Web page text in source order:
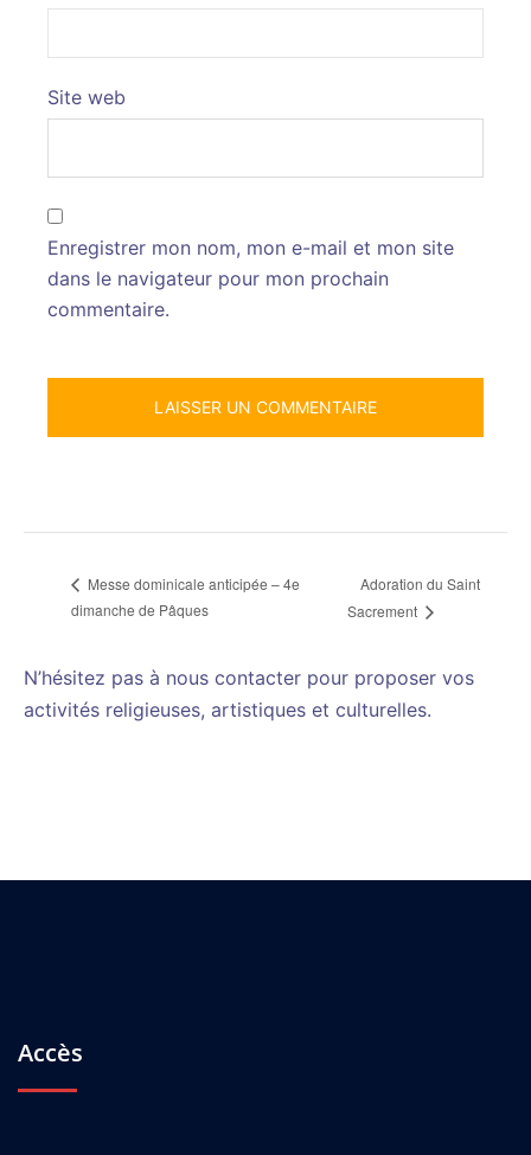
Site web
Enregistrer mon nom, mon e-mail et mon site
dans le navigateur pour mon prochain
commentaire.
Messe dominicale anticipée – 4e
dimanche de Pâques
Adoration du Saint
Sacrement
N’hésitez pas à nous contacter pour proposer vos
activités religieuses, artistiques et culturelles.
Accès